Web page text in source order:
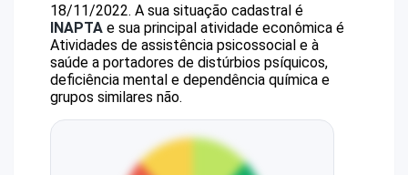
18/11/2022. A sua situação cadastral é
INAPTA e sua principal atividade econômica é
Atividades de assistência psicossocial e à
saúde a portadores de distúrbios psíquicos,
deficiência mental e dependência química e
grupos similares não.